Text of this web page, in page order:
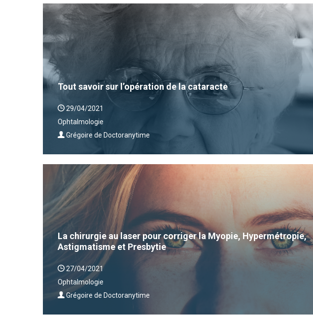
Tout savoir sur l’opération de la cataracte
29/04/2021
Ophtalmologie
Grégoire de Doctoranytime
La chirurgie au laser pour corriger la Myopie, Hypermétropie,
Astigmatisme et Presbytie
27/04/2021
Ophtalmologie
Grégoire de Doctoranytime